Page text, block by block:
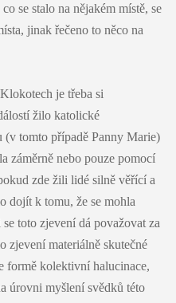
se stalo na nějakém místě, se
jinak řečeno to něco na
je třeba si
žilo katolické
tomto případě Panny Marie)
záměrně nebo pouze pomocí
zde žili lidé silně věřící a
dojít k tomu, že se mohla
toto zjevení dá považovat za
zjevení materiálně skutečné
formě kolektivní halucinace,
úrovni myšlení svědků této